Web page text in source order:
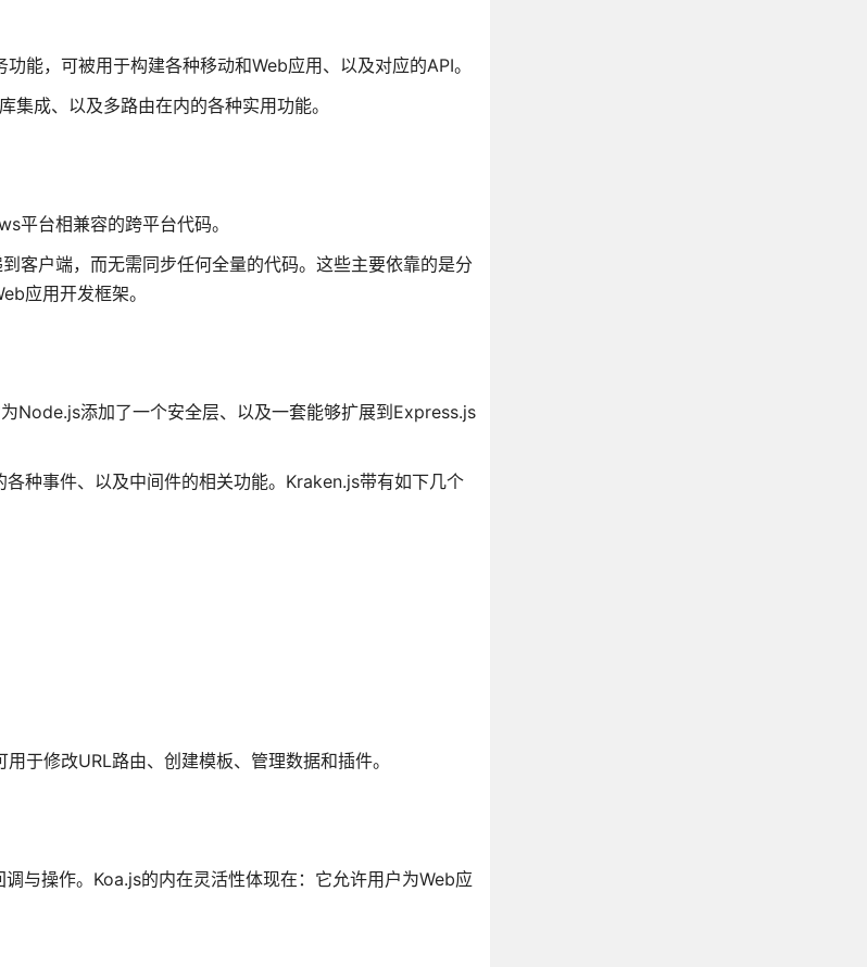
能，可被用于构建各种移动和Web应用、以及对应的API。
成、以及多路由在内的各种实用功能。
平台相兼容的跨平台代码。
客户端，而无需同步任何全量的代码。这些主要依靠的是分
应用开发框架。
Node.js添加了一个安全层、以及一套能够扩展到Express.js
种事件、以及中间件的相关功能。Kraken.js带有如下几个
于修改URL路由、创建模板、管理数据和插件。
与操作。Koa.js的内在灵活性体现在：它允许用户为Web应